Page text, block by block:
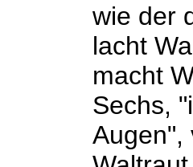
wie der
lacht
macht
Sechs,
Augen",